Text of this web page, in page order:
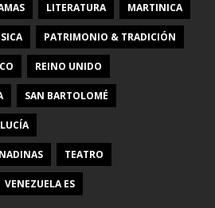
LITERATURA MARTINICA
PATRIMONIO & TRADICIÓN
REINO UNIDO
SAN BARTOLOMÉ
TEATRO
VENEZUELA ES